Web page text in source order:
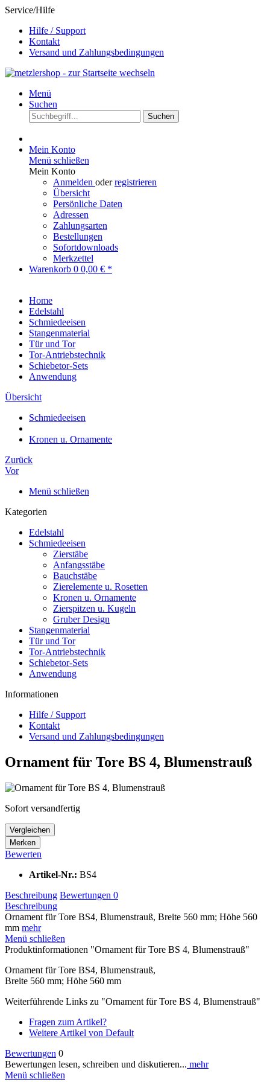
Service/Hilfe
Hilfe / Support
Kontakt
Versand und Zahlungsbedingungen
Menü
Suchen
Suchen
Mein Konto
Menü schließen
Mein Konto
Anmelden oderregistrieren
Übersicht
Persönliche Daten
Adressen
Zahlungsarten
Bestellungen
Sofortdownloads
Merkzettel
Warenkorb 0 0,00 € *
Home
Edelstahl
Schmiedeeisen
Stangenmaterial
Tür und Tor
Tor-Antriebstechnik
Schiebetor-Sets
Anwendung
Übersicht
Schmiedeeisen
Kronen u. Ornamente
Zurück
Vor
Menü schließen
Kategorien
Edelstahl
Schmiedeeisen
Zierstäbe
Anfangsstäbe
Bauchstäbe
Zierelemente u. Rosetten
Kronen u. Ornamente
Zierspitzen u. Kugeln
Gruber Design
Stangenmaterial
Tür und Tor
Tor-Antriebstechnik
Schiebetor-Sets
Anwendung
Informationen
Hilfe / Support
Kontakt
Versand und Zahlungsbedingungen
Ornament für Tore BS 4, Blumenstrauß
Sofort versandfertig
Vergleichen
Merken
Bewerten
Artikel-Nr.: BS4
Beschreibung Bewertungen 0
Beschreibung
Ornament für Tore BS4, Blumenstrauß, Breite 560 mm; Höhe 560
mm mehr
Menü schließen
Produktinformationen "Ornament für Tore BS 4, Blumenstrauß"
Ornament für Tore BS4, Blumenstrauß,
Breite 560 mm; Höhe 560 mm
Weiterführende Links zu "Ornament für Tore BS 4, Blumenstrauß"
Fragen zum Artikel?
Weitere Artikel von Default
Bewertungen 0
Bewertungen lesen, schreiben und diskutieren... mehr
Menü schließen